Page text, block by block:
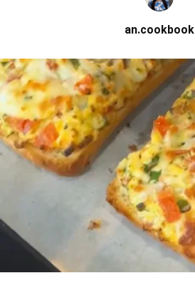
an.cookbook